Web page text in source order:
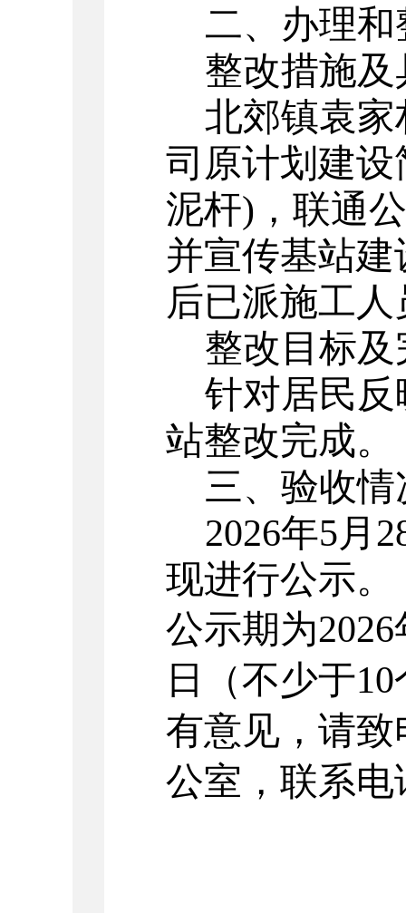
二、办理
整改措施
北郊镇袁
司原计划建
泥杆) ，联通
并宣传基站
后已派施工
整改目标
针对居民
站整改完成。
三、验收情
2026年5月
现进行公示。
公示期为2026
日（不少于10
有意见，请
公室，联系电